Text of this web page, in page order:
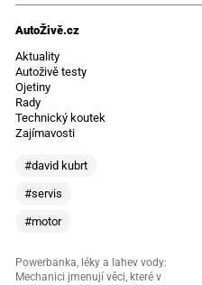
AutoŽivě.cz
Aktuality
Autoživě testy
Ojetiny
Rady
Technický koutek
Zajímavosti
#david kubrt
#servis
#motor
Powerbanka, léky a lahev vody:
Mechanici jmenují věci, které v